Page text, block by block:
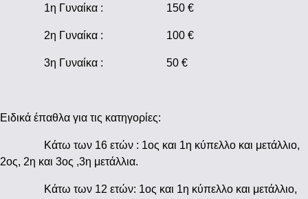
1η Γυναίκα : 150 €
2η Γυναίκα : 100 €
3η Γυναίκα : 50 €
Ειδικά έπαθλα για τις κατηγορίες:
Κάτω των 16 ετών : 1ος και 1η κύπελλο και μετάλλιο,
2ος, 2η και 3ος ,3η μετάλλια.
Κάτω των 12 ετών: 1ος και 1η κύπελλο και μετάλλιο,